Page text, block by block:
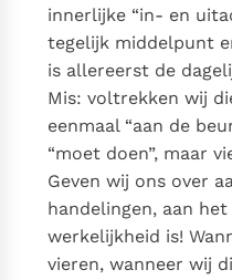
innerlijke “in- en
tegelijk middelpunt
is allereerst de
Mis: voltrekken wij
eenmaal “aan de
“moet doen”, maar
Geven wij ons over
handelingen, aan
werkelijkheid is!
vieren, wanneer wij